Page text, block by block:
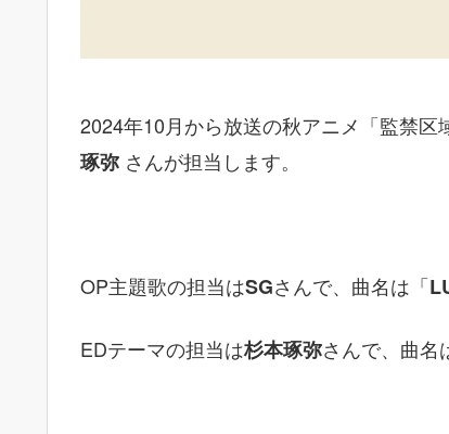
2024年10月から放送の秋アニメ「監禁区
琢弥 さんが担当します。
OP主題歌の担当はSGさんで、曲名は「
EDテーマの担当は杉本琢弥さんで、曲名